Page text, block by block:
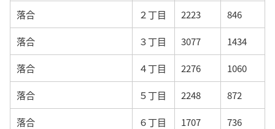
落合 ２丁目 2223 846
落合 ３丁目 3077 1434
落合 ４丁目 2276 1060
落合 ５丁目 2248 872
落合 ６丁目 1707 736